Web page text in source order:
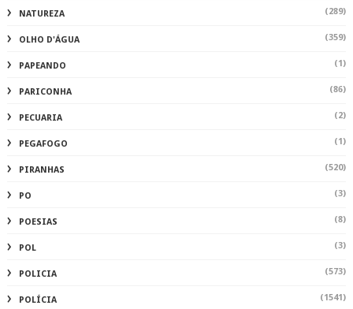
NATUREZA (289)
OLHO D'ÁGUA (359)
PAPEANDO (1)
PARICONHA (86)
PECUARIA (2)
PEGAFOGO (1)
PIRANHAS (520)
PO (3)
POESIAS (8)
POL (3)
POLICIA (573)
POLÍCIA (1541)